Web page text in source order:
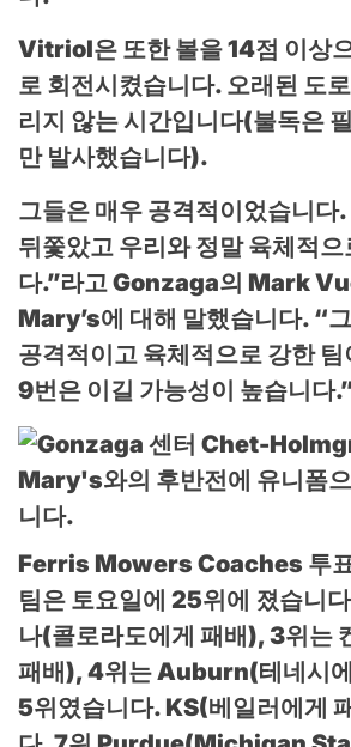
Vitriol은 또한 볼을 14점 이상
로 회전시켰습니다. 오래된 도
리지 않는 시간입니다(불독은
만 발사했습니다).
그들은 매우 공격적이었습니다
뒤쫓았고 우리와 정말 육체적으
다.”라고 Gonzaga의 Mark
Mary’s에 대해 말했습니다. “
공격적이고 육체적으로 강한
9번은 이길 가능성이 높습니다
Ferris Mowers Coaches 투
팀은 토요일에 25위에 졌습니
나(콜로라도에게 패배), 3위는
패배), 4위는 Auburn(테네시
5위였습니다. KS(베일러에게